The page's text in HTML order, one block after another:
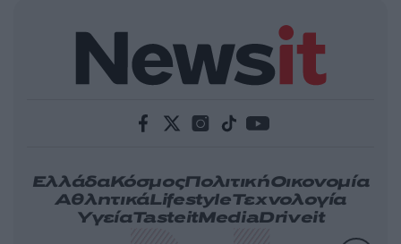
ΕλλάδαΚόσμοςΠολιτικήΟικονομία
ΑθλητικάLifestyleΤεχνολογία
ΥγείαTasteitMediaDriveit